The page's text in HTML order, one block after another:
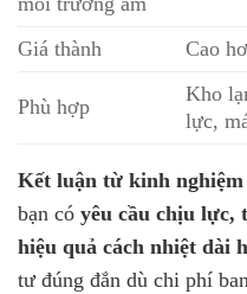
Giá thành Cao
Phù hợp
Kho
lực,
Kết luận từ kinh
bạn có yêu cầu chịu lực,
hiệu quả cách nhiệt dài
tư đúng đắn dù chi phí